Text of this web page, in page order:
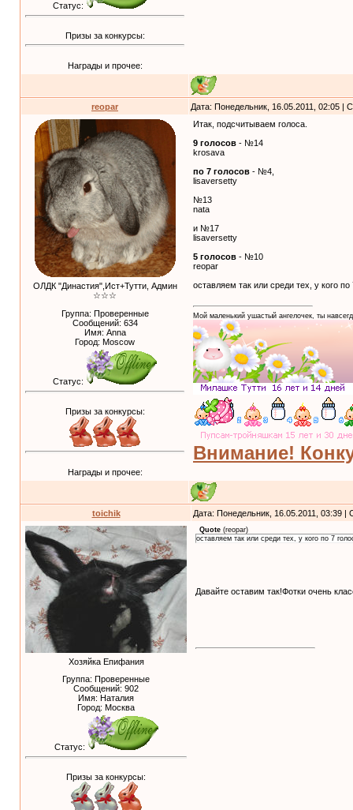
Статус:
Призы за конкурсы:
Награды и прочее:
reopar Дата: Понедельник, 16.05.2011, 02:05 |
ОЛДК "Династия",Ист+Тутти, Админ
☆☆☆
Группа: Проверенные
Сообщений: 634
Имя: Anna
Город: Moscow
Статус:
Призы за конкурсы:
Награды и прочее:
Итак, подсчитываем голоса.
9 голосов - №14
krosava
по 7 голосов - №4,
lisaversetty
№13
nata
и №17
lisaversetty
5 голосов - №10
reopar
оставляем так или среди тех, у кого
Мой маленький ушастый ангелочек, ты
Внимание!
toichik Дата: Понедельник, 16.05.2011, 03:39
Хозяйка Епифания
Группа: Проверенные
Сообщений: 902
Имя: Наталия
Город: Москва
Статус:
Призы за конкурсы:
Quote (reopar)
оставляем так или среди тех, у кого по 7
Давайте оставим так!Фотки очень